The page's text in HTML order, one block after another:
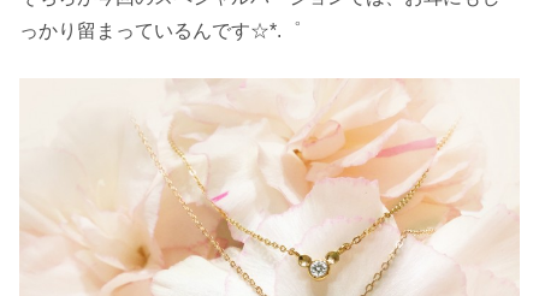
っかり留まっているんです☆*.゜